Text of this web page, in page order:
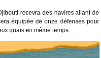
recevra des navires allant de
équipée de onze défenses pour
quais en même temps.